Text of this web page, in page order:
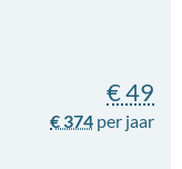
€ 374
€ 49